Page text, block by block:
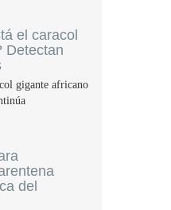
el caracol
Detectan
gigante africano
del